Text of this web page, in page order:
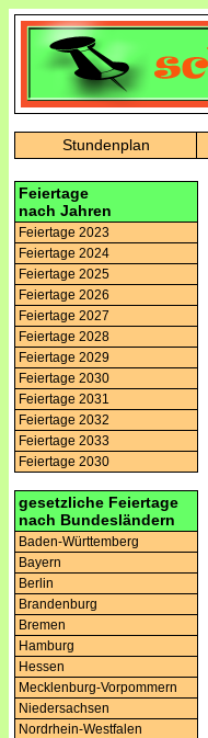
Stundenplan
Feiertage
nach Jahren
Feiertage 2023
Feiertage 2024
Feiertage 2025
Feiertage 2026
Feiertage 2027
Feiertage 2028
Feiertage 2029
Feiertage 2030
Feiertage 2031
Feiertage 2032
Feiertage 2033
Feiertage 2030
gesetzliche Feiertage
nach Bundesländern
Baden-Württemberg
Bayern
Berlin
Brandenburg
Bremen
Hamburg
Hessen
Mecklenburg-Vorpommern
Niedersachsen
Nordrhein-Westfalen